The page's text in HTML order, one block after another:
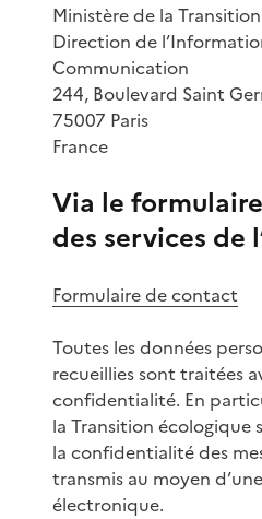
Ministère de la
Direction de
Communication
244, Boulevard Saint
75007 Paris
France
Via le
des services de
Formulaire de contact
Toutes les données
recueillies sont traitées
confidentialité. En
la Transition écologique
la confidentialité des
transmis au moyen
électronique.